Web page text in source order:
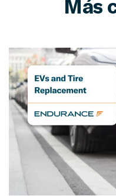
Más